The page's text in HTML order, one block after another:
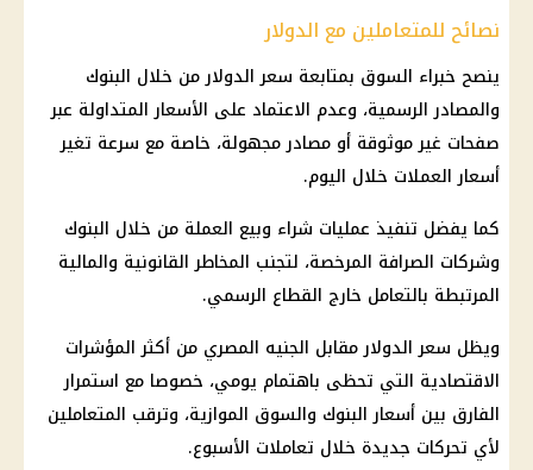
نصائح للمتعاملين مع الدولار
ينصح خبراء السوق بمتابعة سعر الدولار من خلال البنوك
والمصادر الرسمية، وعدم الاعتماد على الأسعار المتداولة عبر
صفحات غير موثوقة أو مصادر مجهولة، خاصة مع سرعة تغير
أسعار العملات خلال اليوم.
كما يفضل تنفيذ عمليات شراء وبيع العملة من خلال البنوك
وشركات الصرافة المرخصة، لتجنب المخاطر القانونية والمالية
المرتبطة بالتعامل خارج القطاع الرسمي.
ويظل سعر الدولار مقابل الجنيه المصري من أكثر المؤشرات
الاقتصادية التي تحظى باهتمام يومي، خصوصا مع استمرار
الفارق بين أسعارالبنوك والسوق الموازية، وترقب المتعاملين
لأي تحركات جديدة خلال تعاملات الأسبوع.